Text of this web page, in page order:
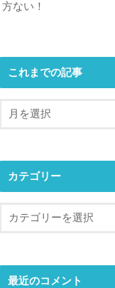
方ない！
これまでの記事
カテゴリー
最近のコメント